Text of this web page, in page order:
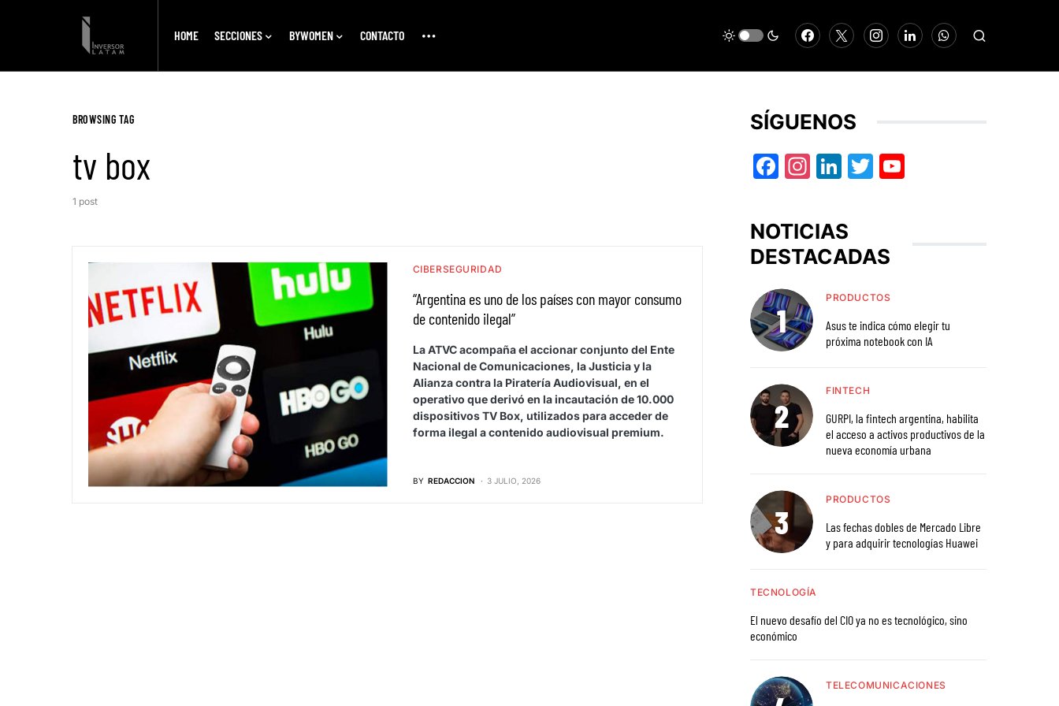
HOME SECCIONES BYWOMEN CONTACTO
BROWSING TAG
tv box
1 post
CIBERSEGURIDAD
“Argentina es uno de los países con mayor consumo
de contenido ilegal”
La ATVC acompaña el accionar conjunto del Ente
Nacional de Comunicaciones, la Justicia y la
Alianza contra la Piratería Audiovisual, en el
operativo que derivó en la incautación de 10.000
dispositivos TV Box, utilizados para acceder de
forma ilegal a contenido audiovisual premium.
BY REDACCION 3 JULIO, 2026
SÍGUENOS
Facebook
Instagram
LinkedIn
Twitter
NOTICIAS
DESTACADAS
PRODUCTOS
Asus te indica cómo elegir tu
próxima notebook con IA
FINTECH
GURPI, la fintech argentina, habilita
el acceso a activos productivos de la
nueva economía urbana
PRODUCTOS
Las fechas dobles de Mercado Libre
y para adquirir tecnologías Huawei
TECNOLOGÍA
El nuevo desafío del CIO ya no es tecnológico, sino
económico
TELECOMUNICACIONES